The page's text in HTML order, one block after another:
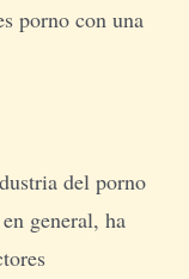
porno con una
del porno
general, ha